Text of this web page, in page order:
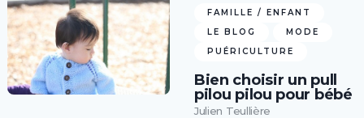
FAMILLE / ENFANT
LE BLOG
MODE
PUÉRICULTURE
Bien choisir un pull
pilou pilou pour bébé
Julien Teullière